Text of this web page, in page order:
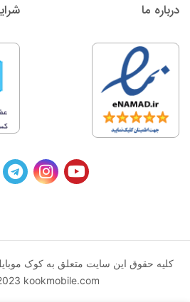
درباره ما
kookmobile.com